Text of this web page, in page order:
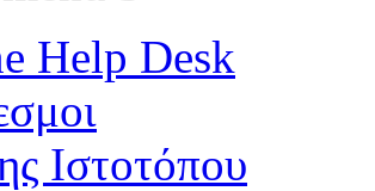
Help Desk
Ιστοτόπου